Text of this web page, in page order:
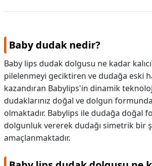
Baby dudak nedir?
Baby lips dudak dolgusu ne kadar
pilelenmeyi geciktiren ve dudağa eski
kazandıran Babylips'in dinamik
dudaklarınız doğal ve dolgun formunda
olmaktadır. Babylips ile dudağa doğal
dolgunluk vererek dudağı simetrik bir
amaçlanmaktadır.